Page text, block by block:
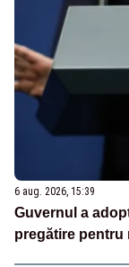
6 aug. 2026, 15:39
Guvernul a
pregătire pentru